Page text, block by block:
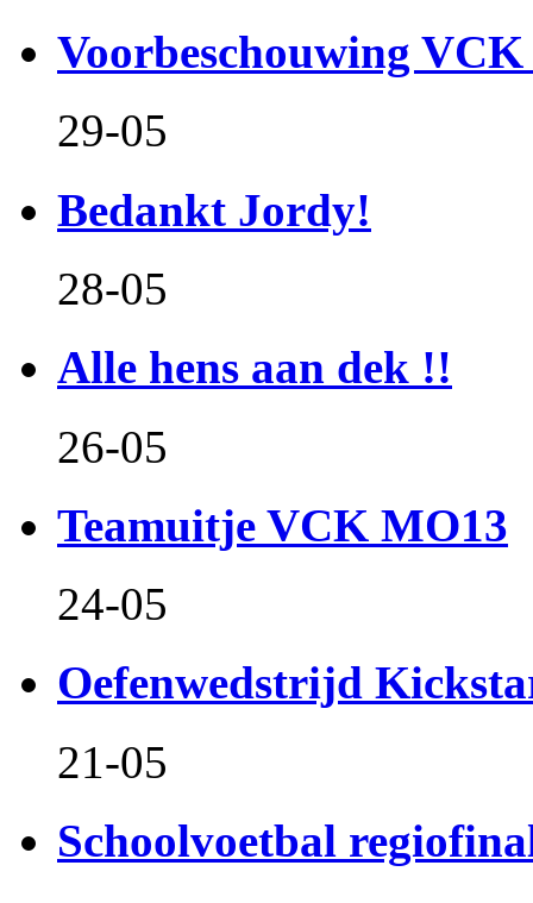
Voorbeschouwing VCK
29-05
Bedankt Jordy!
28-05
Alle hens aan dek !!
26-05
Teamuitje VCK MO13
24-05
Oefenwedstrijd
21-05
Schoolvoetbal